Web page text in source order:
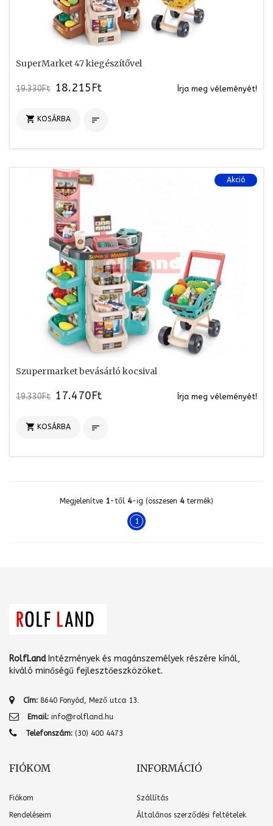
SuperMarket 47 kiegészítővel
19.330Ft 18.215Ft Írja meg véleményét!
 KOSÁRBA 
Akció
Szupermarket bevásárló kocsival
19.330Ft 17.470Ft Írja meg véleményét!
 KOSÁRBA 
Megjelenítve 1-től 4-ig (összesen 4termék)
1
RolfLandIntézmények és magánszemélyek részére kínál,
kiváló minőségű fejlesztőeszközöket.
Cím: 8640 Fonyód, Mező utca 13.
Email: info@rolfland.hu
Telefonszám: (30) 400 4473
FIÓKOM
Fiókom
Rendeléseim
INFORMÁCIÓ
Szállítás
Általános szerződési feltételek